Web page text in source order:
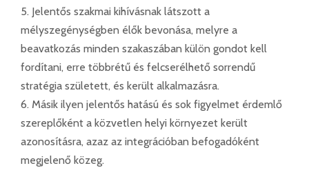
5. Jelentős szakmai kihívásnak látszott a
mélyszegénységben élők bevonása, melyre a
beavatkozás minden szakaszában külön gondot kell
fordítani, erre többrétű és felcserélhető sorrendű
stratégia született, és került alkalmazásra.
6. Másik ilyen jelentős hatású és sok figyelmet érdemlő
szereplőként a közvetlen helyi környezet került
azonosításra, azaz az integrációban befogadóként
megjelenő közeg.